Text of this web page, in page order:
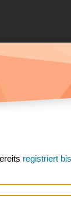
registriert